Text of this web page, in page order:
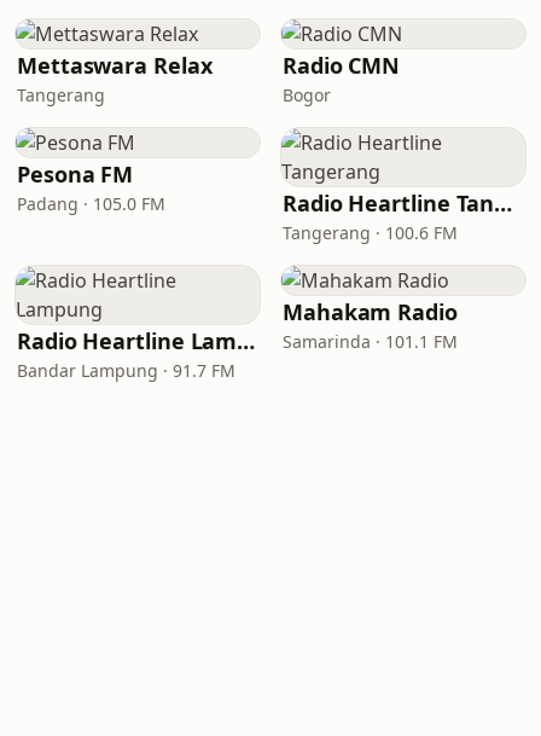
Mettaswara Relax
Tangerang
Radio CMN
Bogor
Pesona FM
Padang · 105.0 FM Radio Heartline Tangerang
Tangerang · 100.6 FM
Radio Heartline Lampung
Bandar Lampung · 91.7 FM
Mahakam Radio
Samarinda · 101.1 FM